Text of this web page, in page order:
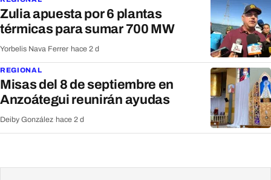
Zulia apuesta por 6 plantas
térmicas para sumar 700 MW
Yorbelis Nava Ferrer hace 2 d
REGIONAL
Misas del 8 de septiembre en
Anzoátegui reunirán ayudas
Deiby González hace 2 d